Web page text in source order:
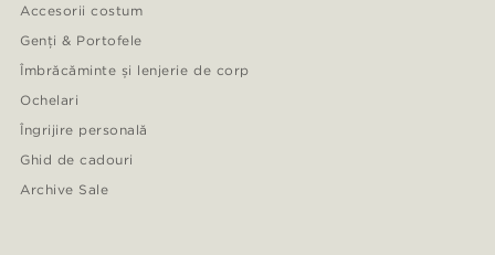
Accesorii costum
Genți & Portofele
Îmbrăcăminte și lenjerie de corp
Ochelari
Îngrijire personală
Ghid de cadouri
Archive Sale